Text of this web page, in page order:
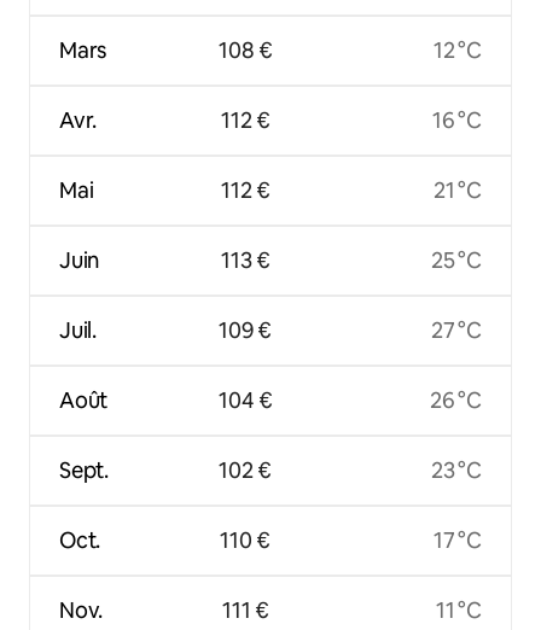
Mars
Avr.
Mai
Juin
Juil.
Août
Sept.
Oct.
Nov.
108 €
112 €
112 €
113 €
109 €
104 €
102 €
110 €
111 €
12 °C
16 °C
21 °C
25 °C
27 °C
26 °C
23 °C
17 °C
11 °C